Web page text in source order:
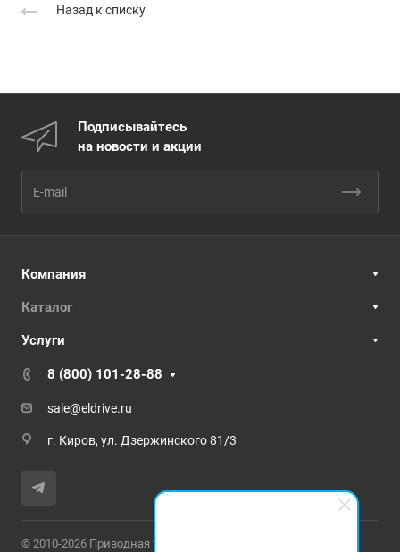
Назад к списку
Подписывайтесь
на новости и акции
Компания
Каталог
Услуги
8 (800) 101-28-88
sale@eldrive.ru
г. Киров, ул. Дзержинского 81/3
© 2010-2026 Приводная техника и промышленная